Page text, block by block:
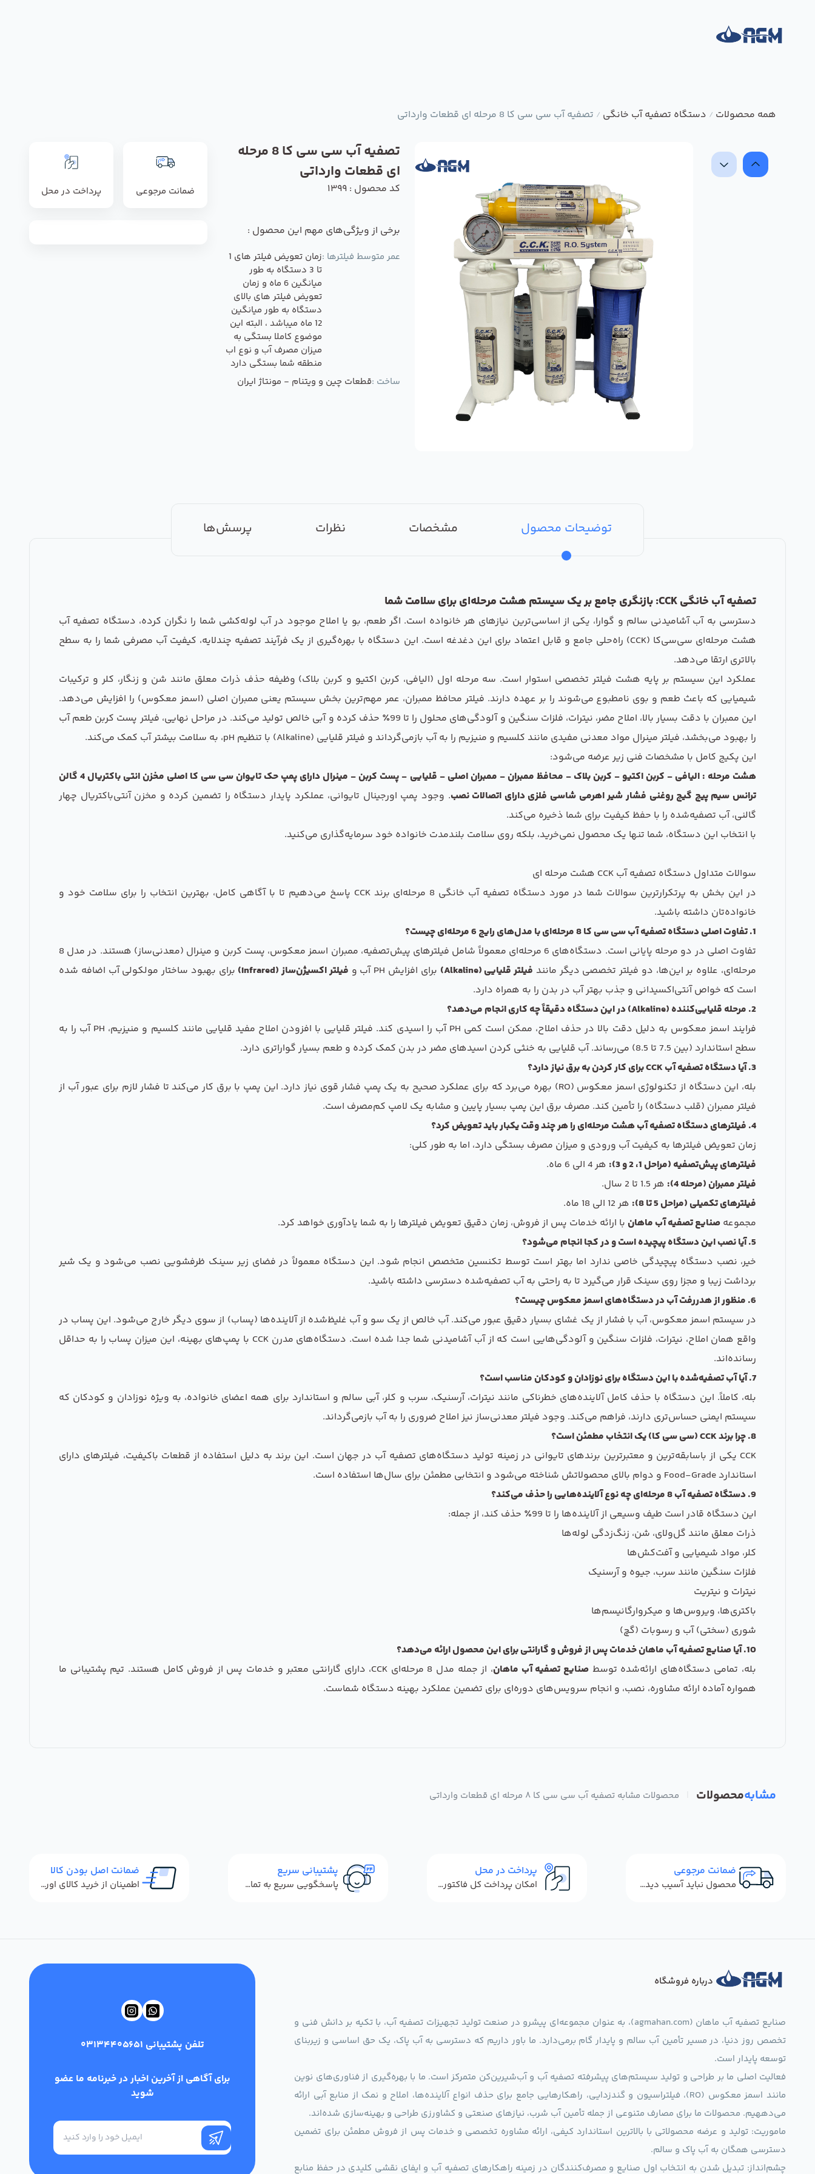
همه محصولات / دستگاه تصفیه آب خانگی / تصفیه آب سی سی کا 8 مرحله ای قطعات وارداتی
تصفیه آب سی سی کا 8 مرحله
ای قطعات وارداتی
کد محصول : 1399
برخی از ویژگی‌های مهم این محصول :
عمر متوسط فیلترها :
زمان تعویض فیلتر های 1
تا 3 دستگاه به طور
میانگین 6 ماه و زمان
تعویض فیلتر های بالای
دستگاه به طور میانگین
12 ماه میباشد ، البته این
موضوع کاملا بستگی به
میزان مصرف آب و نوع اب
منطقه شما بستگی دارد
ساخت :قطعات چین و ویتنام - مونتاژ ایران
ضمانت مرجوعی پرداخت در محل
توضیحات محصول مشخصات نظرات پرسش‌ها
تصفیه آب خانگی CCK: بازنگری جامع بر یک سیستم هشت مرحله‌ای برای سلامت شما
دسترسی به آب آشامیدنی سالم و گوارا، یکی از اساسی‌ترین نیازهای هر خانواده است. اگر طعم، بو یا املاح موجود در آب لوله‌کشی شما را نگران کرده، دستگاه تصفیه آب
هشت مرحله‌ای سی‌سی‌کا (CCK) راه‌حلی جامع و قابل اعتماد برای این دغدغه است. این دستگاه با بهره‌گیری از یک فرآیند تصفیه چندلایه، کیفیت آب مصرفی شما را به سطح
بالاتری ارتقا می‌دهد.
عملکرد این سیستم بر پایه هشت فیلتر تخصصی استوار است. سه مرحله اول (الیافی، کربن اکتیو و کربن بلاک) وظیفه حذف ذرات معلق مانند شن و زنگار، کلر و ترکیبات
شیمیایی که باعث طعم و بوی نامطبوع می‌شوند را بر عهده دارند. فیلتر محافظ ممبران، عمر مهم‌ترین بخش سیستم یعنی ممبران اصلی (اسمز معکوس) را افزایش می‌دهد.
این ممبران با دقت بسیار بالا، املاح مضر، نیترات، فلزات سنگین و آلودگی‌های محلول را تا 99٪ حذف کرده و آبی خالص تولید می‌کند. در مراحل نهایی، فیلتر پست کربن طعم آب
را بهبود می‌بخشد، فیلتر مینرال مواد معدنی مفیدی مانند کلسیم و منیزیم را به آب بازمی‌گرداند و فیلتر قلیایی (Alkaline) با تنظیم pH، به سلامت بیشتر آب کمک می‌کند.
این پکیج کامل با مشخصات فنی زیر عرضه می‌شود:
هشت مرحله : الیافی - کربن اکتیو - کربن بلاک - محافظ ممبران - ممبران اصلی - قلیایی - پست کربن - مینرال دارای پمپ حک تایوان سی سی کا اصلی مخزن انتی باکتریال 4 گالن
ترانس سیم پیچ گیج روغنی فشار شیر اهرمی شاسی فلزی دارای اتصالات نصب. وجود پمپ اورجینال تایوانی، عملکرد پایدار دستگاه را تضمین کرده و مخزن آنتی‌باکتریال چهار
گالنی، آب تصفیه‌شده را با حفظ کیفیت برای شما ذخیره می‌کند.
با انتخاب این دستگاه، شما تنها یک محصول نمی‌خرید، بلکه روی سلامت بلندمدت خانواده خود سرمایه‌گذاری می‌کنید.
سوالات متداول دستگاه تصفیه آب CCK هشت مرحله ای
در این بخش به پرتکرارترین سوالات شما در مورد دستگاه تصفیه آب خانگی 8 مرحله‌ای برند CCK پاسخ می‌دهیم تا با آگاهی کامل، بهترین انتخاب را برای سلامت خود و
خانواده‌تان داشته باشید.
1. تفاوت اصلی دستگاه تصفیه آب سی سی کا 8 مرحله‌ای با مدل‌های رایج 6 مرحله‌ای چیست؟
تفاوت اصلی در دو مرحله پایانی است. دستگاه‌های 6 مرحله‌ای معمولاً شامل فیلترهای پیش‌تصفیه، ممبران اسمز معکوس، پست کربن و مینرال (معدنی‌ساز) هستند. در مدل 8
مرحله‌ای، علاوه بر این‌ها، دو فیلتر تخصصی دیگر مانند فیلتر قلیایی (Alkaline) برای افزایش PH آب و فیلتر اکسیژن‌ساز (Infrared)
برای بهبود ساختار مولکولی آب اضافه شده
است که خواص آنتی‌اکسیدانی و جذب بهتر آب در بدن را به همراه دارد.
2. مرحله قلیایی‌کننده (Alkaline) در این دستگاه دقیقاً چه کاری انجام می‌دهد؟
فرایند اسمز معکوس به دلیل دقت بالا در حذف املاح، ممکن است کمی PH آب را اسیدی کند. فیلتر قلیایی با افزودن املاح مفید قلیایی مانند کلسیم و منیزیم، PH آب را به
سطح استاندارد (بین 7.5 تا 8.5) می‌رساند. آب قلیایی به خنثی کردن اسیدهای مضر در بدن کمک کرده و طعم بسیار گواراتری دارد.
3. آیا دستگاه تصفیه آب CCK برای کار کردن به برق نیاز دارد؟
بله، این دستگاه از تکنولوژی اسمز معکوس (RO) بهره می‌برد که برای عملکرد صحیح به یک پمپ فشار قوی نیاز دارد. این پمپ با برق کار می‌کند تا فشار لازم برای عبور آب از
فیلتر ممبران (قلب دستگاه) را تأمین کند. مصرف برق این پمپ بسیار پایین و مشابه یک لامپ کم‌مصرف است.
4. فیلترهای دستگاه تصفیه آب هشت مرحله‌ای را هر چند وقت یکبار باید تعویض کرد؟
زمان تعویض فیلترها به کیفیت آب ورودی و میزان مصرف بستگی دارد، اما به طور کلی:
فیلترهای پیش‌تصفیه (مراحل 1، 2 و 3):
هر 4 الی 6 ماه.
فیلتر ممبران (مرحله 4):
هر 1.5 تا 2 سال.
فیلترهای تکمیلی (مراحل 5 تا 8):
هر 12 الی 18 ماه.
مجموعه صنایع تصفیه آب ماهان با ارائه خدمات پس از فروش، زمان دقیق تعویض فیلترها را به شما یادآوری خواهد کرد.
5. آیا نصب این دستگاه پیچیده است و در کجا انجام می‌شود؟
خیر، نصب دستگاه پیچیدگی خاصی ندارد اما بهتر است توسط تکنسین متخصص انجام شود. این دستگاه معمولاً در فضای زیر سینک ظرفشویی نصب می‌شود و یک شیر
برداشت زیبا و مجزا روی سینک قرار می‌گیرد تا به راحتی به آب تصفیه‌شده دسترسی داشته باشید.
6. منظور از هدررفت آب در دستگاه‌های اسمز معکوس چیست؟
در سیستم اسمز معکوس، آب با فشار از یک غشای بسیار دقیق عبور می‌کند. آب خالص از یک سو و آب غلیظ‌شده از آلاینده‌ها (پساب) از سوی دیگر خارج می‌شود. این پساب در
واقع همان املاح، نیترات، فلزات سنگین و آلودگی‌هایی است که از آب آشامیدنی شما جدا شده است. دستگاه‌های مدرن CCK با پمپ‌های بهینه، این میزان پساب را به حداقل
رسانده‌اند.
7. آیا آب تصفیه‌شده با این دستگاه برای نوزادان و کودکان مناسب است؟
بله، کاملاً. این دستگاه با حذف کامل آلاینده‌های خطرناکی مانند نیترات، آرسنیک، سرب و کلر، آبی سالم و استاندارد برای همه اعضای خانواده، به ویژه نوزادان و کودکان که
سیستم ایمنی حساس‌تری دارند، فراهم می‌کند. وجود فیلتر معدنی‌ساز نیز املاح ضروری را به آب بازمی‌گرداند.
8. چرا برند CCK (سی سی کا) یک انتخاب مطمئن است؟
CCK یکی از باسابقه‌ترین و معتبرترین برندهای تایوانی در زمینه تولید دستگاه‌های تصفیه آب در جهان است. این برند به دلیل استفاده از قطعات باکیفیت، فیلترهای دارای
استاندارد Food-Grade و دوام بالای محصولاتش شناخته می‌شود و انتخابی مطمئن برای سال‌ها استفاده است.
9. دستگاه تصفیه آب 8 مرحله‌ای چه نوع آلاینده‌هایی را حذف می‌کند؟
این دستگاه قادر است طیف وسیعی از آلاینده‌ها را تا 99٪ حذف کند، از جمله:
ذرات معلق مانند گل‌ولای، شن، زنگ‌زدگی لوله‌ها
کلر، مواد شیمیایی و آفت‌کش‌ها
فلزات سنگین مانند سرب، جیوه و آرسنیک
نیترات و نیتریت
باکتری‌ها، ویروس‌ها و میکروارگانیسم‌ها
شوری (سختی) آب و رسوبات (گچ)
10. آیا صنایع تصفیه آب ماهان خدمات پس از فروش و گارانتی برای این محصول ارائه می‌دهد؟
بله، تمامی دستگاه‌های ارائه‌شده توسطصنایع تصفیه آب ماهان
، از جمله مدل 8 مرحله‌ای CCK، دارای گارانتی معتبر و خدمات پس از فروش کامل هستند. تیم پشتیبانی ما
همواره آماده ارائه مشاوره، نصب، و انجام سرویس‌های دوره‌ای برای تضمین عملکرد بهینه دستگاه شماست.
مشابهمحصولات محصولات مشابه تصفیه آب سی سی کا 8 مرحله ای قطعات وارداتی
ضمانت مرجوعی
محصول نباید آسیب دیده باشد
پرداخت در محل
امکان پرداخت کل فاکتور در محل
پشتیبانی سریع
پاسخگویی سریع به تماس‌ها و پیام‌ها
ضمانت اصل بودن کالا
اطمینان از خرید کالای اورجینال
درباره فروشگاه
صنایع تصفیه آب ماهان (agmahan.com)، به عنوان مجموعه‌ای پیشرو در صنعت تولید تجهیزات تصفیه آب، با تکیه بر دانش فنی و
تخصص روز دنیا، در مسیر تأمین آب سالم و پایدار گام برمی‌دارد. ما باور داریم که دسترسی به آب پاک، یک حق اساسی و زیربنای
توسعه پایدار است.
فعالیت اصلی ما بر طراحی و تولید سیستم‌های پیشرفته تصفیه آب و آب‌شیرین‌کن متمرکز است. ما با بهره‌گیری از فناوری‌های نوین
مانند اسمز معکوس (RO)، فیلتراسیون و گندزدایی، راهکارهایی جامع برای حذف انواع آلاینده‌ها، املاح و نمک از منابع آبی ارائه
می‌دههیم. محصولات ما برای مصارف متنوعی از جمله تأمین آب شرب، نیازهای صنعتی و کشاورزی طراحی و بهینه‌سازی شده‌اند.
ماموریت: تولید و عرضه محصولاتی با بالاترین استاندارد کیفی، ارائه مشاوره تخصصی و خدمات پس از فروش مطمئن برای تضمین
دسترسی همگان به آب پاک و سالم.
چشم‌انداز: تبدیل شدن به انتخاب اول صنایع و مصرف‌کنندگان در زمینه راهکارهای تصفیه آب و ایفای نقشی کلیدی در حفظ منابع
تلفن پشتیبانی 03134405651
برای آگاهی از آخرین اخبار در خبرنامه ما عضو
شوید